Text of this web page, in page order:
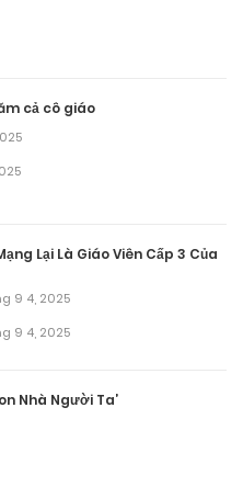
cả cô giáo
Lại Là Giáo Viên Cấp 3 Của
9 4, 2025
9 4, 2025
Nhà Người Ta’